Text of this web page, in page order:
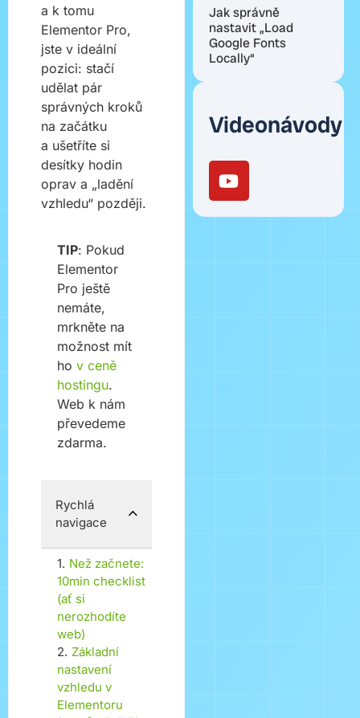
Jak správně
nastavit „Load
Google Fonts
Locally“
Videonávody
a k tomu
Elementor Pro,
jste v ideální
pozici: stačí
udělat pár
správných kroků
na začátku
a ušetříte si
desítky hodin
oprav a „ladění
vzhledu“ později.
TIP: Pokud
Elementor
Pro ještě
nemáte,
mrkněte na
možnost mít
ho v ceně
hostingu.
Web k nám
převedeme
zdarma.
Rychlá
navigace
1. Než začnete:
10min checklist
(ať si
nerozhodíte
web)
2. Základní
nastavení
vzhledu v
Elementoru